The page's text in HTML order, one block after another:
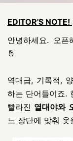
EDITOR'S NOTE!
안녕하세요. 오
🤞
역대급, 기록적,
하는 단어들이죠.
빨라진 열대야와
느 장단에 맞춰